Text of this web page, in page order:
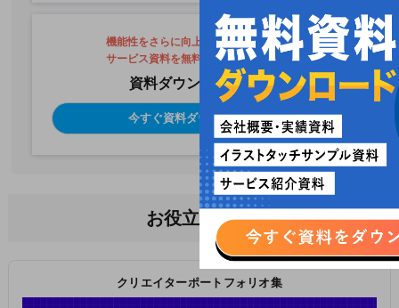
機能性をさらに向上させるための
サービス資料を無料ダウンロード
資料ダウンロード
今すぐ資料ダウンロード
お役立ち資料
クリエイターポートフォリオ集